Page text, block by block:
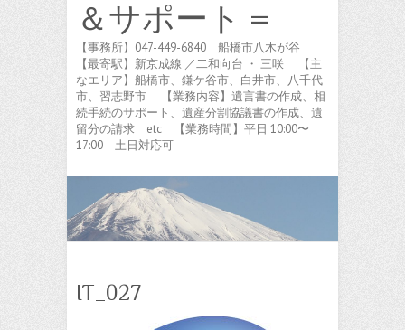
＆サポート =
【事務所】047-449-6840 船橋市八木が谷
【最寄駅】新京成線 ／二和向台 ・ 三咲 【主
なエリア】船橋市、鎌ケ谷市、白井市、八千代
市、習志野市 【業務内容】遺言書の作成、相
続手続のサポート、遺産分割協議書の作成、遺
留分の請求 etc 【業務時間】平日 10:00〜
17:00 土日対応可
IT_027